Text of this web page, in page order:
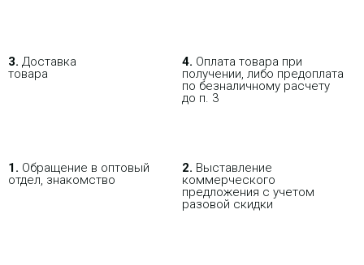
Промышленный PoE
коммутатор Wi-Tek
3. Доставка
товара
4. Оплата товара при
получении, либо предоплата
по безналичному расчету
до п. 3
1. Обращение в оптовый
отдел, знакомство
2. Выставление
коммерческого
предложения с учетом
разовой скидки